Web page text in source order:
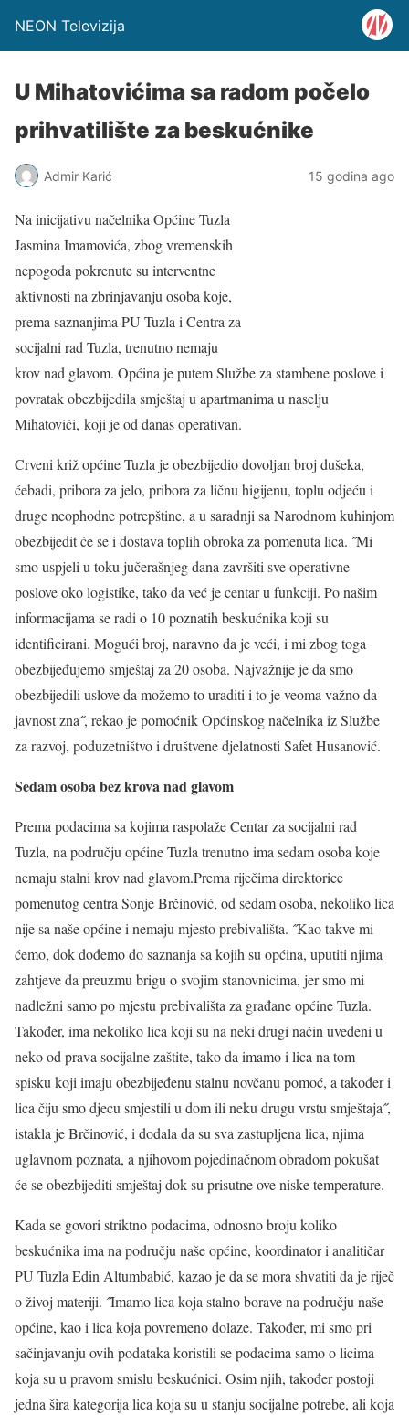
NEON Televizija
U Mihatovićima sa radom počelo
prihvatilište za beskućnike
Admir Karić 15 godina ago
Na inicijativu načelnika Općine Tuzla
Jasmina Imamovića, zbog vremenskih
nepogoda pokrenute su interventne
aktivnosti na zbrinjavanju osoba koje,
prema saznanjima PU Tuzla i Centra za
socijalni rad Tuzla, trenutno nemaju
krov nad glavom. Općina je putem Službe za stambene poslove i
povratak obezbijedila smještaj u apartmanima u naselju
Mihatovići, koji je od danas operativan.
Crveni križ općine Tuzla je obezbijedio dovoljan broj dušeka,
ćebadi, pribora za jelo, pribora za ličnu higijenu, toplu odjeću i
druge neophodne potrepštine, a u saradnji sa Narodnom kuhinjom
obezbijedit će se i dostava toplih obroka za pomenuta lica. ˝Mi
smo uspjeli u toku jučerašnjeg dana završiti sve operativne
poslove oko logistike, tako da već je centar u funkciji. Po našim
informacijama se radi o 10 poznatih beskućnika koji su
identificirani. Mogući broj, naravno da je veći, i mi zbog toga
obezbijeđujemo smještaj za 20 osoba. Najvažnije je da smo
obezbijedili uslove da možemo to uraditi i to je veoma važno da
javnost zna˝, rekao je pomoćnik Općinskog načelnika iz Službe
za razvoj, poduzetništvo i društvene djelatnosti Safet Husanović.
Sedam osoba bez krova nad glavom
Prema podacima sa kojima raspolaže Centar za socijalni rad
Tuzla, na području općine Tuzla trenutno ima sedam osoba koje
nemaju stalni krov nad glavom.Prema riječima direktorice
pomenutog centra Sonje Brčinović, od sedam osoba, nekoliko lica
nije sa naše općine i nemaju mjesto prebivališta. ˝Kao takve mi
ćemo, dok dođemo do saznanja sa kojih su općina, uputiti njima
zahtjeve da preuzmu brigu o svojim stanovnicima, jer smo mi
nadležni samo po mjestu prebivališta za građane općine Tuzla.
Također, ima nekoliko lica koji su na neki drugi način uvedeni u
neko od prava socijalne zaštite, tako da imamo i lica na tom
spisku koji imaju obezbijeđenu stalnu novčanu pomoć, a također i
lica čiju smo djecu smjestili u dom ili neku drugu vrstu smještaja˝,
istakla je Brčinović, i dodala da su sva zastupljena lica, njima
uglavnom poznata, a njihovom pojedinačnom obradom pokušat
će se obezbijediti smještaj dok su prisutne ove niske temperature.
Kada se govori striktno podacima, odnosno broju koliko
beskućnika ima na području naše općine, koordinator i analitičar
PU Tuzla Edin Altumbabić, kazao je da se mora shvatiti da je riječ
o živoj materiji. ˝Imamo lica koja stalno borave na području naše
općine, kao i lica koja povremeno dolaze. Također, mi smo pri
sačinjavanju ovih podataka koristili se podacima samo o licima
koja su u pravom smislu beskućnici. Osim njih, također postoji
jedna šira kategorija lica koja su u stanju socijalne potrebe, ali koja